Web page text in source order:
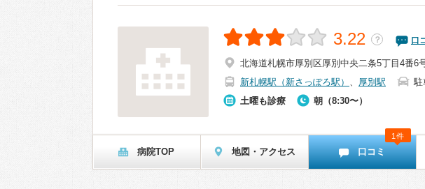
3.22 ？ 口
北海道札幌市厚別区厚別中央二条5丁目4番6
新札幌駅（新さっぽろ駅） 、 厚別駅 駐
土曜も診療
朝（8:30〜）
病院TOP 地図・アクセス 口コミ
1件